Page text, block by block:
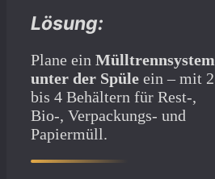
Lösung:
Plane ein Mülltrennsystem
unter der Spüle ein – mit 2
bis 4 Behältern für Rest-,
Bio-, Verpackungs- und
Papiermüll.